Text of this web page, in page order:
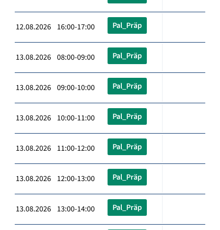
12.08.2026 16:00-17:00 Pal_Präp
13.08.2026 08:00-09:00 Pal_Präp
13.08.2026 09:00-10:00 Pal_Präp
13.08.2026 10:00-11:00 Pal_Präp
13.08.2026 11:00-12:00 Pal_Präp
13.08.2026 12:00-13:00 Pal_Präp
13.08.2026 13:00-14:00 Pal_Präp